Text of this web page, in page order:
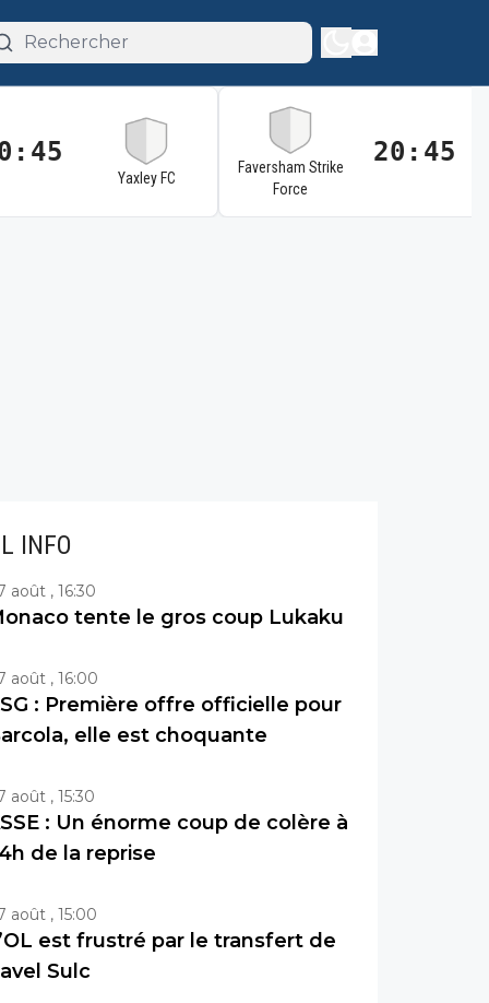
Yaxley FC
Faversham Strike
Force
20:45
INFO
août , 16:30
tente le gros coup Lukaku
août , 16:00
: Première offre officielle pour
elle est choquante
août , 15:30
: Un énorme coup de colère à
de la reprise
août , 15:00
est frustré par le transfert de
Sulc